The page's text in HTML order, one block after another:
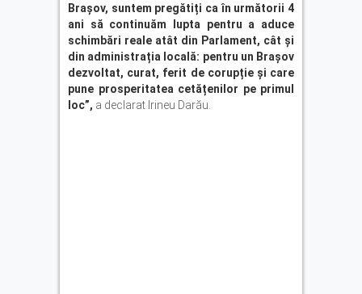
Brașov, suntem pregătiți ca în următorii 4
ani să continuăm lupta pentru a aduce
schimbări reale atât din Parlament, cât și
din administrația locală: pentru un Brașov
dezvoltat, curat, ferit de corupție și care
pune prosperitatea cetățenilor pe primul
loc”, a declarat Irineu Darău.